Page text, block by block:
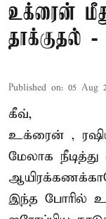
உக்ரைன்
தாக்குதல் -
Published on: 05 Aug
கீவ்,
உக்ரைன் ,
மேலாக
இந்த போரில்